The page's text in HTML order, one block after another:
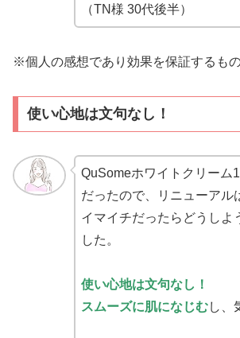
（TN様 30代後半）
※個人の感想であり効果を保証するも
使い心地は文句なし！
QuSomeホワイトクリーム
だったので、リニューアル
イマイチだったらどうしよ
した。
使い心地は文句なし！
スムーズに肌になじむし、